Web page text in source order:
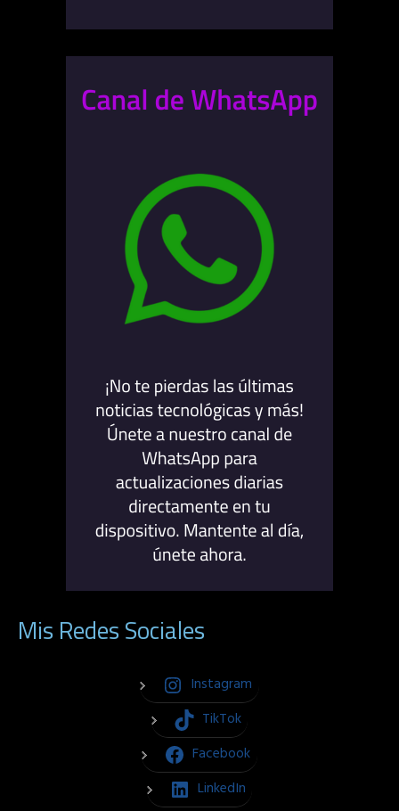
Mis Redes Sociales
Instagram
TikTok
Facebook
LinkedIn